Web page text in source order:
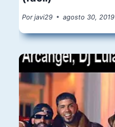
Por javi29 agosto 30, 2019